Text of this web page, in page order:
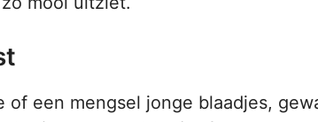
of een mengsel jonge blaadjes,